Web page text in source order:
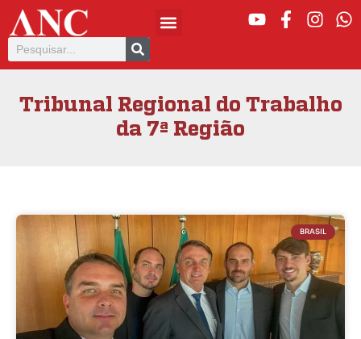
Tribunal Regional do Trabalho
da 7ª Região
BRASIL